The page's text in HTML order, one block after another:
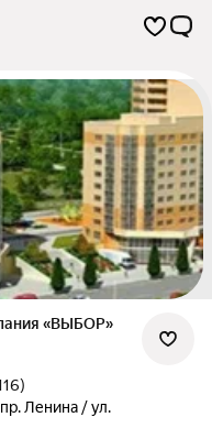
«ВЫБОР»
пр. Ленина / ул.